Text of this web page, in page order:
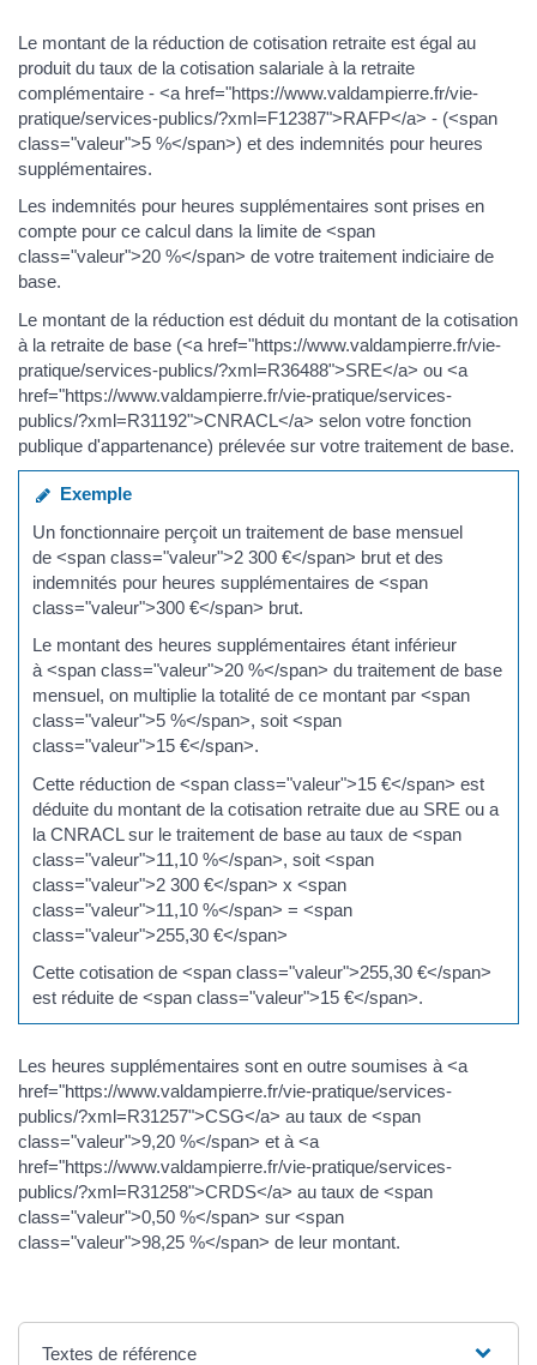
Le montant de la réduction de cotisation retraite est égal au
produit du taux de la cotisation salariale à la retraite
complémentaire - <a href="https://www.valdampierre.fr/vie-
pratique/services-publics/?xml=F12387">RAFP</a> - (<span
class="valeur">5 %</span>) et des indemnités pour heures
supplémentaires.
Les indemnités pour heures supplémentaires sont prises en
compte pour ce calcul dans la limite de <span
class="valeur">20 %</span> de votre traitement indiciaire de
base.
Le montant de la réduction est déduit du montant de la cotisation
à la retraite de base (<a href="https://www.valdampierre.fr/vie-
pratique/services-publics/?xml=R36488">SRE</a> ou <a
href="https://www.valdampierre.fr/vie-pratique/services-
publics/?xml=R31192">CNRACL</a> selon votre fonction
publique d'appartenance) prélevée sur votre traitement de base.
Exemple
Un fonctionnaire perçoit un traitement de base mensuel
de <span class="valeur">2 300 €</span> brut et des
indemnités pour heures supplémentaires de <span
class="valeur">300 €</span> brut.
Le montant des heures supplémentaires étant inférieur
à <span class="valeur">20 %</span> du traitement de base
mensuel, on multiplie la totalité de ce montant par <span
class="valeur">5 %</span>, soit <span
class="valeur">15 €</span>.
Cette réduction de <span class="valeur">15 €</span> est
déduite du montant de la cotisation retraite due au SRE ou a
la CNRACL sur le traitement de base au taux de <span
class="valeur">11,10 %</span>, soit <span
class="valeur">2 300 €</span> x <span
class="valeur">11,10 %</span> = <span
class="valeur">255,30 €</span>
Cette cotisation de <span class="valeur">255,30 €</span>
est réduite de <span class="valeur">15 €</span>.
Les heures supplémentaires sont en outre soumises à <a
href="https://www.valdampierre.fr/vie-pratique/services-
publics/?xml=R31257">CSG</a> au taux de <span
class="valeur">9,20 %</span> et à <a
href="https://www.valdampierre.fr/vie-pratique/services-
publics/?xml=R31258">CRDS</a> au taux de <span
class="valeur">0,50 %</span> sur <span
class="valeur">98,25 %</span> de leur montant.
Textes de référence